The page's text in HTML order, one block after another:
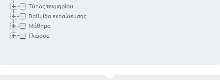
Τύπος τεκμηρίου
Βαθμίδα εκπαίδευσης
Μάθημα
Γλώσσα